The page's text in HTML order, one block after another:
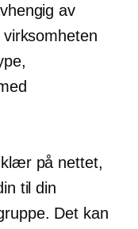
av
på nettet,
til din
Det kan